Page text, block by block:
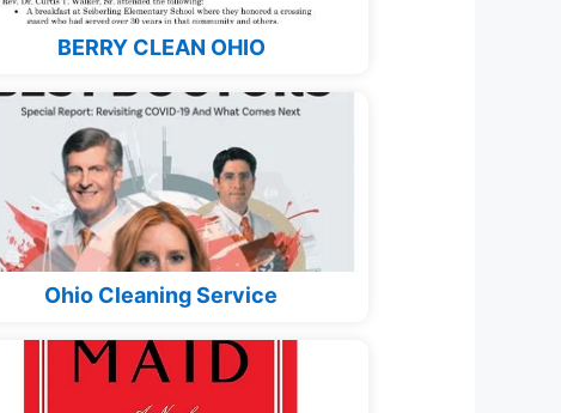
BERRY CLEAN OHIO
Ohio Cleaning Service